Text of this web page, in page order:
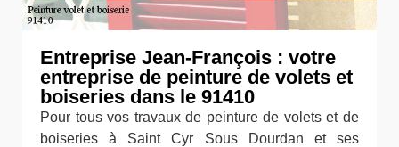
Entreprise Jean-François : votre
entreprise de peinture de volets et
boiseries dans le 91410
Pour tous vos travaux de peinture de volets et de
boiseries à Saint Cyr Sous Dourdan et ses